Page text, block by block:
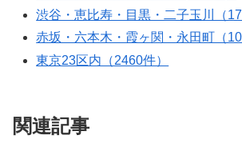
渋谷・恵比寿・目黒・二子玉川（
赤坂・六本木・霞ヶ関・永田町（
東京23区内（2460件）
関連記事